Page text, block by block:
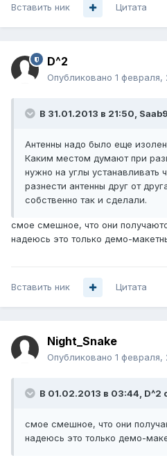
Вставить ник Цитата
D^2
Опубликовано 1 февраля,
В 31.01.2013 в 21:50,
Антенны надо было еще
Каким местом думают при
нужно на углы
разнести антенны друг от
собственно так и сделали.
смое смешное, что они
надеюсь это только демо-
Вставить ник Цитата
Night_Snake
Опубликовано 1 февраля,
В 01.02.2013 в 03:44, D^2
смое смешное, что они
надеюсь это только демо-